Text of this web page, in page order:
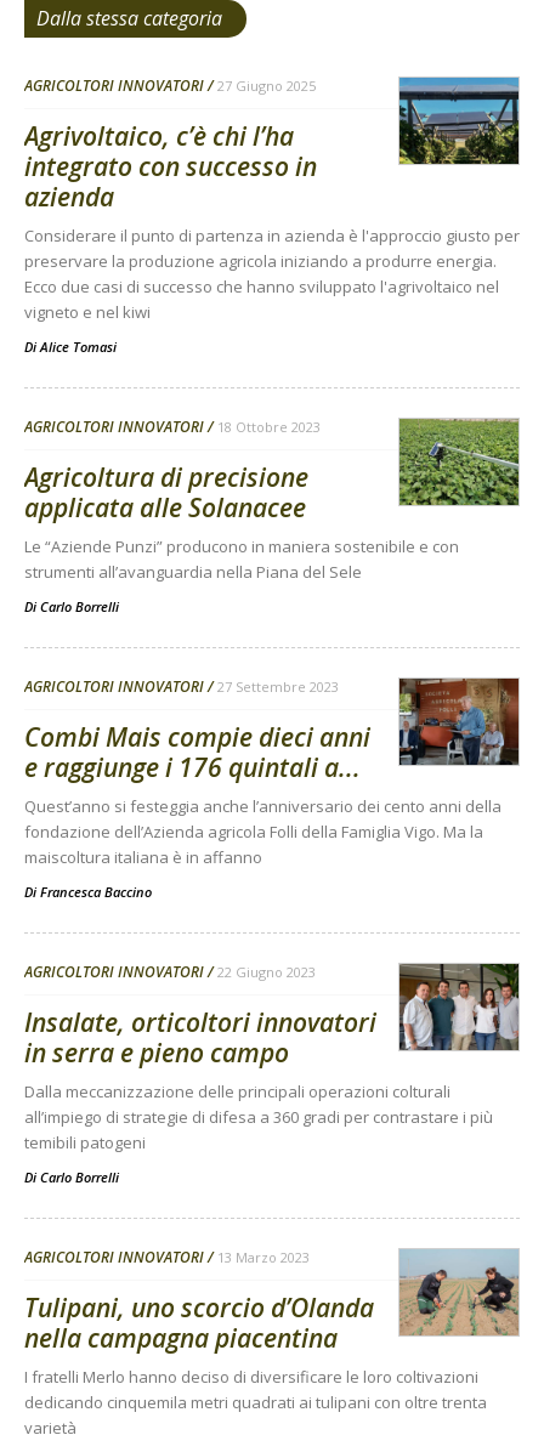
Dalla stessa categoria
AGRICOLTORI INNOVATORI 27 Giugno 2025
Agrivoltaico, c’è chi l’ha
integrato con successo in
azienda
Considerare il punto di partenza in azienda è l'approccio giusto per
preservare la produzione agricola iniziando a produrre energia.
Ecco due casi di successo che hanno sviluppato l'agrivoltaico nel
vigneto e nel kiwi
DiAlice Tomasi
AGRICOLTORI INNOVATORI 18 Ottobre 2023
Agricoltura di precisione
applicata alle Solanacee
Le “Aziende Punzi” producono in maniera sostenibile e con
strumenti all’avanguardia nella Piana del Sele
Di Carlo Borrelli
AGRICOLTORI INNOVATORI 27 Settembre 2023
Combi Mais compie dieci anni
e raggiunge i 176 quintali a...
Quest’anno si festeggia anche l’anniversario dei cento anni della
fondazione dell’Azienda agricola Folli della Famiglia Vigo. Ma la
maiscoltura italiana è in affanno
Di Francesca Baccino
AGRICOLTORI INNOVATORI 22 Giugno 2023
Insalate, orticoltori innovatori
in serra e pieno campo
Dalla meccanizzazione delle principali operazioni colturali
all’impiego di strategie di difesa a 360 gradi per contrastare i più
temibili patogeni
Di Carlo Borrelli
AGRICOLTORI INNOVATORI 13 Marzo 2023
Tulipani, uno scorcio d’Olanda
nella campagna piacentina
I fratelli Merlo hanno deciso di diversificare le loro coltivazioni
dedicando cinquemila metri quadrati ai tulipani con oltre trenta
varietà